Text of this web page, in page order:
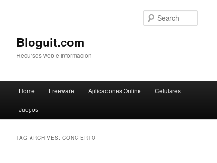
Bloguit.com
Recursos web e Información
Skip
to
Skip
to
Home Freeware Aplicaciones Online Celulares
Juegos
TAG ARCHIVES:CONCIERTO